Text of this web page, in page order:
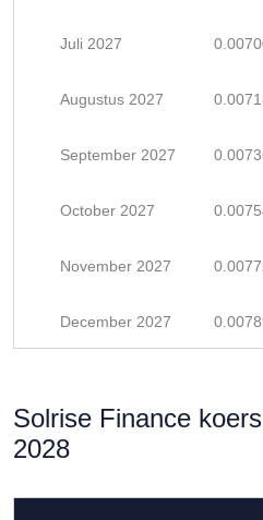
Juli 2027
Augustus 2027
September 2027
October 2027
November 2027
December 2027
Solrise Finance
2028